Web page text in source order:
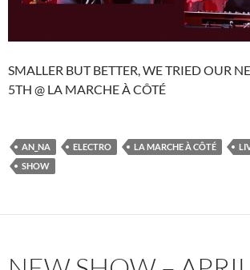
SMALLER BUT BETTER, WE TRIED OUR
5TH @ LA MARCHE À CÔTÉ
AN_NA ELECTRO LA MARCHE À CÔTÉ
SHOW